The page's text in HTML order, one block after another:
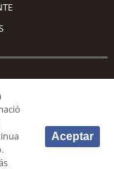
Síguenos
LEGAL
Aceptar